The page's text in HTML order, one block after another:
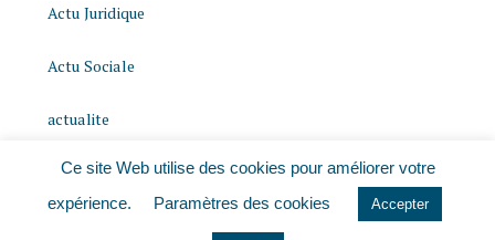
Actu Juridique
Actu Sociale
actualite
histoire
Ce site Web utilise des cookies pour améliorer votre
expérience.
Paramètres des cookies Accepter